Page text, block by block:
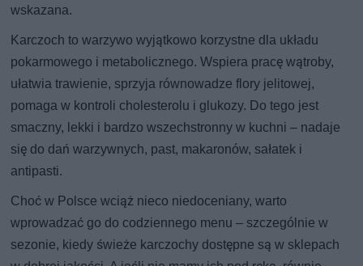
wskazana.
Karczoch to warzywo wyjątkowo korzystne dla układu
pokarmowego i metabolicznego. Wspiera pracę wątroby,
ułatwia trawienie, sprzyja równowadze flory jelitowej,
pomaga w kontroli cholesterolu i glukozy. Do tego jest
smaczny, lekki i bardzo wszechstronny w kuchni – nadaje
się do dań warzywnych, past, makaronów, sałatek i
antipasti.
Choć w Polsce wciąż nieco niedoceniany, warto
wprowadzać go do codziennego menu – szczególnie w
sezonie, kiedy świeże karczochy dostępne są w sklepach